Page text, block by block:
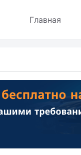
Главная